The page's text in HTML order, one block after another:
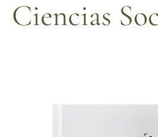
Ciencias